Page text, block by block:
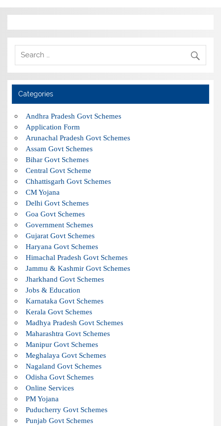
Categories
Andhra Pradesh Govt Schemes
Application Form
Arunachal Pradesh Govt Schemes
Assam Govt Schemes
Bihar Govt Schemes
Central Govt Scheme
Chhattisgarh Govt Schemes
CM Yojana
Delhi Govt Schemes
Goa Govt Schemes
Government Schemes
Gujarat Govt Schemes
Haryana Govt Schemes
Himachal Pradesh Govt Schemes
Jammu & Kashmir Govt Schemes
Jharkhand Govt Schemes
Jobs & Education
Karnataka Govt Schemes
Kerala Govt Schemes
Madhya Pradesh Govt Schemes
Maharashtra Govt Schemes
Manipur Govt Schemes
Meghalaya Govt Schemes
Nagaland Govt Schemes
Odisha Govt Schemes
Online Services
PM Yojana
Puducherry Govt Schemes
Punjab Govt Schemes